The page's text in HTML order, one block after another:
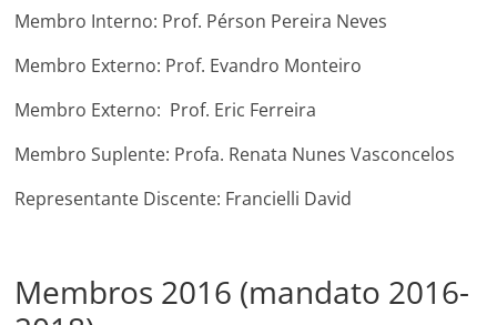
Membro Interno: Prof. Pérson Pereira Neves
Membro Externo: Prof. Evandro Monteiro
Membro Externo: Prof. Eric Ferreira
Membro Suplente: Profa. Renata Nunes Vasconcelos
Representante Discente: Francielli David
Membros 2016 (mandato 2016-